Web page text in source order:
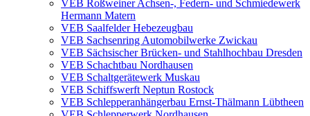
VEB Roßweiner Achsen-, Federn- und Schmiedewerk
Hermann Matern
VEB Saalfelder Hebezeugbau
VEB Sachsenring Automobilwerke Zwickau
VEB Sächsischer Brücken- und Stahlhochbau Dresden
VEB Schachtbau Nordhausen
VEB Schaltgerätewerk Muskau
VEB Schiffswerft Neptun Rostock
VEB Schlepperanhängerbau Ernst-Thälmann Lübtheen